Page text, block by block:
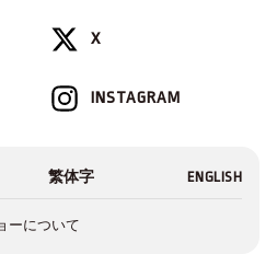
X
INSTAGRAM
ーについて